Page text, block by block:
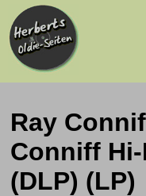
Ray
Conniff
(DLP) (LP)